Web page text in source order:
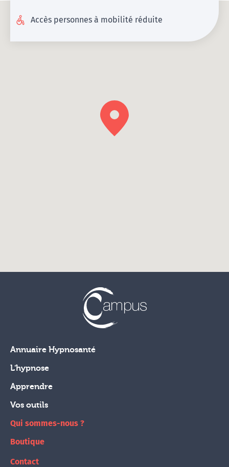
Accès personnes à mobilité réduite
Annuaire Hypnosanté
L'hypnose
Apprendre
Vos outils
Qui sommes-nous ?
Boutique
Contact